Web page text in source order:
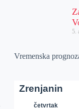
5.
Vremenska